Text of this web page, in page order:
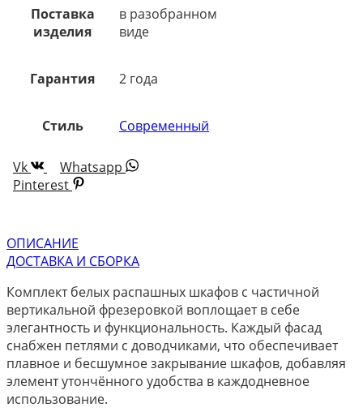
Поставка
изделия
в разобранном
виде
Гарантия 2 года
Стиль Современный
Vk
Whatsapp
Pinterest
ОПИСАНИЕ
ДОСТАВКА И СБОРКА
Комплект белых распашных шкафов с частичной
вертикальной фрезеровкой воплощает в себе
элегантность и функциональность. Каждый фасад
снабжен петлями с доводчиками, что обеспечивает
плавное и бесшумное закрывание шкафов, добавляя
элемент утончённого удобства в каждодневное
использование.